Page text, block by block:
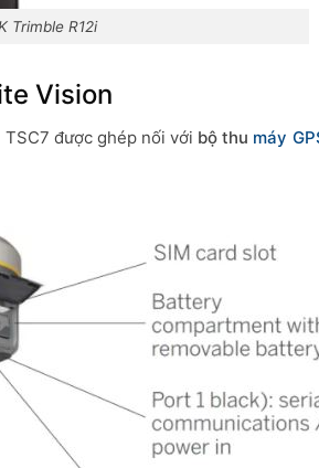
Trimble R12i
Vision
được ghép nối với bộ thu máy